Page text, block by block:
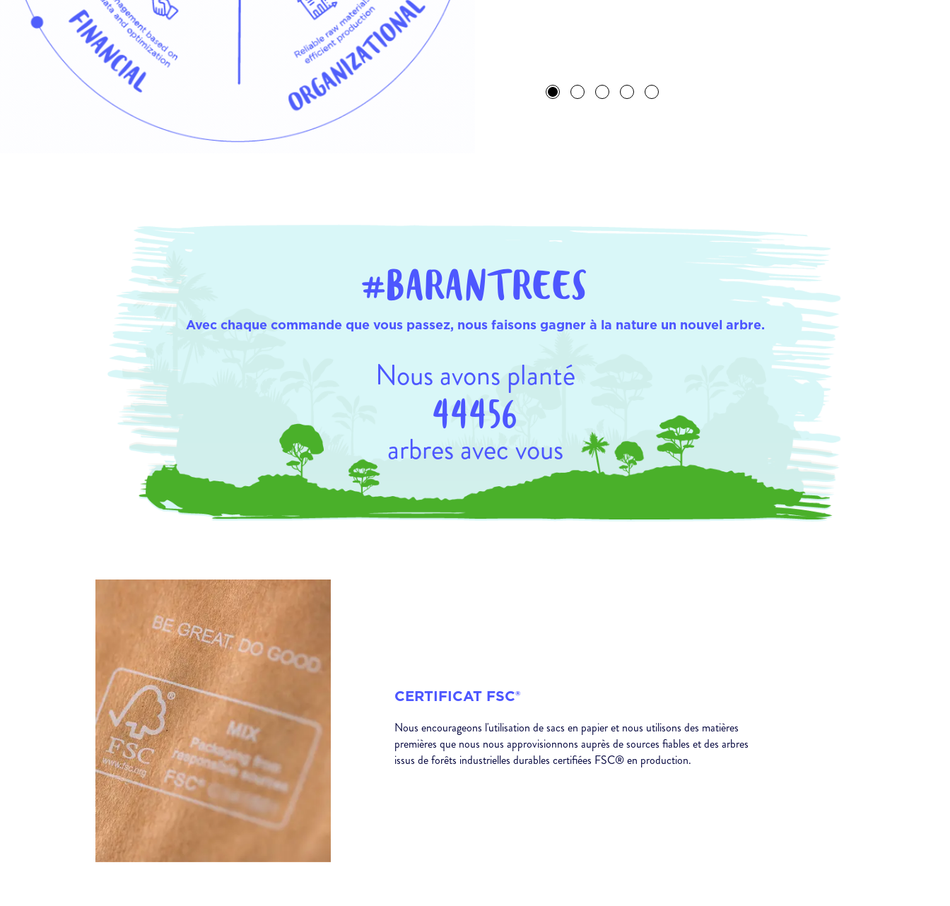
#BARANTREES
Avec chaque commande que vous passez, nous faisons gagner à la nature un nouvel arbre.
Nous avons planté
44456
arbres avec vous
CERTIFICAT FSC®
Nous encourageons l'utilisation de sacs en papier et nous utilisons des matières
premières que nous nous approvisionnons auprès de sources fiables et des arbres
issus de forêts industrielles durables certifiées FSC®en production.